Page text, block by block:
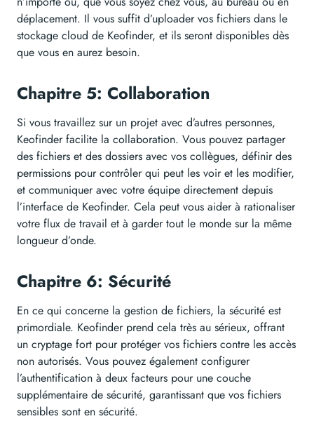
déplacement. Il vous suffit d’uploader vos fichiers dans le
stockage cloud de Keofinder, et ils seront disponibles dès
que vous en aurez besoin.
Chapitre 5: Collaboration
Si vous travaillez sur un projet avec d’autres personnes,
Keofinder facilite la collaboration. Vous pouvez partager
des fichiers et des dossiers avec vos collègues, définir des
permissions pour contrôler qui peut les voir et les modifier,
et communiquer avec votre équipe directement depuis
l’interface de Keofinder. Cela peut vous aider à rationaliser
votre flux de travail et à garder tout le monde sur la même
longueur d’onde.
Chapitre 6: Sécurité
En ce qui concerne la gestion de fichiers, la sécurité est
primordiale. Keofinder prend cela très au sérieux, offrant
un cryptage fort pour protéger vos fichiers contre les accès
non autorisés. Vous pouvez également configurer
l’authentification à deux facteurs pour une couche
supplémentaire de sécurité, garantissant que vos fichiers
sensibles sont en sécurité.